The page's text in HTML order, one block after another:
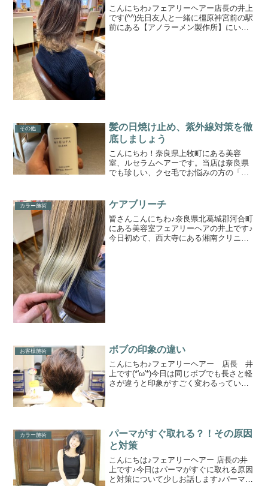
こんにちわ♪フェアリーヘアー店長の井上
です(^^)先日友人と一緒に橿原神宮前の駅
前にある【アノラーメン製作所】にいっ
その他
髪の日焼け止め、紫外線対策を徹
底しましょう
こんにちわ！奈良県上牧町にある美容
室、ルセラムヘアーです。当店は奈良県
でも珍しい、クセ毛でお悩みの方の「ク
お役立ちできれば嬉しく思います。今日
は短編すぎるブログ内容です...
カラー施術 ケアブリーチ
皆さんこんにちわ♪奈良県北葛城郡河合町
にある美容室フェアリーヘアの井上です♪
今日初めて、西大寺にある湘南クリニッ
お客様施術 ボブの印象の違い
こんにちわ♪フェアリーヘアー 店長 井
上です(*'ω'*)今日は同じボブでも長さと軽
さが違うと印象がすごく変わるっていう
カラー施術
パーマがすぐ取れる？！その原因
と対策
こんにちは♪フェアリーヘアー 店長の井
上です♪今日はパーマがすぐに取れる原因
と対策について少しお話します♪パーマを